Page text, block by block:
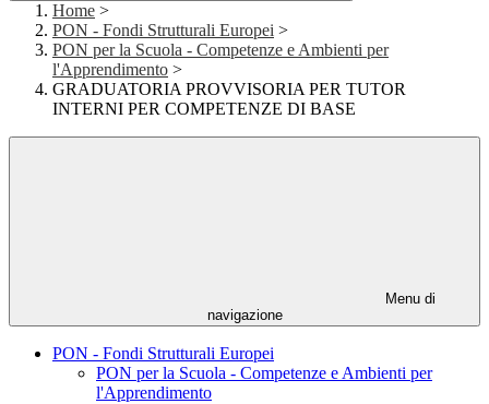
Home >
PON - Fondi Strutturali Europei >
PON per la Scuola - Competenze e Ambienti per
l'Apprendimento >
GRADUATORIA PROVVISORIA PER TUTOR
INTERNI PER COMPETENZE DI BASE
Menu di
navigazione
PON - Fondi Strutturali Europei
PON per la Scuola - Competenze e Ambienti per
l'Apprendimento